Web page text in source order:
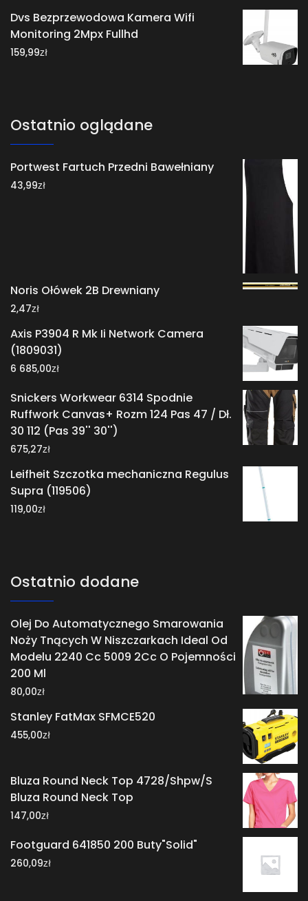
Dvs Bezprzewodowa Kamera Wifi
Monitoring 2Mpx Fullhd
159,99zł
Ostatnio oglądane
Portwest Fartuch Przedni Bawełniany
43,99zł
Noris Ołówek 2B Drewniany
2,47zł
Axis P3904 R Mk Ii Network Camera
(1809031)
6 685,00zł
Snickers Workwear 6314 Spodnie
Ruffwork Canvas+ Rozm 124 Pas 47 / Dł.
30 112 (Pas 39'' 30'')
675,27zł
Leifheit Szczotka mechaniczna Regulus
Supra (119506)
119,00zł
Ostatnio dodane
Olej Do Automatycznego Smarowania
Noży Tnących W Niszczarkach Ideal Od
Modelu 2240 Cc 5009 2Cc O Pojemności
200 Ml
80,00zł
Stanley FatMax SFMCE520
455,00zł
Bluza Round Neck Top 4728/Shpw/S
Bluza Round Neck Top
147,00zł
Footguard 641850 200 Buty"Solid"
260,09zł